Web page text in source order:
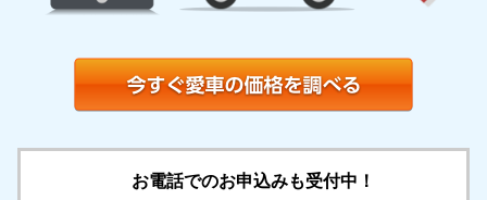
お電話でのお申込みも受付中！